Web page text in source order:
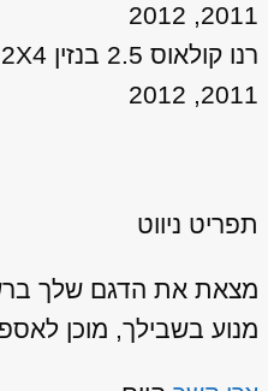
2011, 2012
2011, 2012
תפריט ניווט
מצאת את הדגם שלך
מנוע בשבילך, מוכן